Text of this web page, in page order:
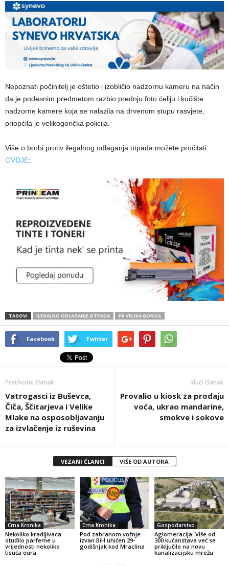
Nepoznati počinitelj je oštetio i izobličio nadzornu kameru na način
da je podesnim predmetom razbio prednju foto ćeliju i kučište
nadzorne kamere koja se nalazila na drvenom stupu rasvjete,
priopćila je velikogorička policija.
Više o borbi protiv ilegalnog odlaganja otpada možete pročitati
OVDJE:
TAGOVI ILEGALNO ODLAGANJE OTPADA PP VELIKA GORICA
Facebook Twitter
Prethodni članak
Vatrogasci iz Buševca,
Čiča, Ščitarjeva i Velike
Mlake na osposobljavanju
za izvlačenje iz ruševina
Idući članak
Provalio u kiosk za prodaju
voća, ukrao mandarine,
smokve i sokove
VEZANI ČLANCI VIŠE OD AUTORA
Crna Kronika
Nekoliko kradljivaca
otuđilo parfeme u
vrijednosti nekoliko
tisuća eura
Crna Kronika
Pod zabranom vožnje
izvan BiH uhićen 29-
godišnjak kod Mraclina
Gospodarstvo
Aglomeracija: Više od
300 kućanstava već se
priključilo na novu
kanalizacijsku mrežu